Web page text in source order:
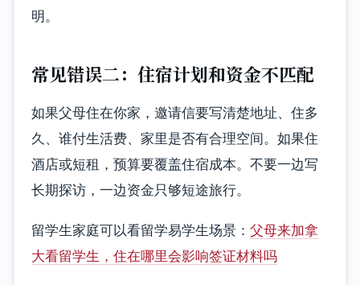
明。
常见错误二：住宿计划和资金不匹配
如果父母住在你家，邀请信要写清楚地址、住多
久、谁付生活费、家里是否有合理空间。如果住
酒店或短租，预算要覆盖住宿成本。不要一边写
长期探访，一边资金只够短途旅行。
留学生家庭可以看留学易学生场景： 父母来加拿
大看留学生，住在哪里会影响签证材料吗